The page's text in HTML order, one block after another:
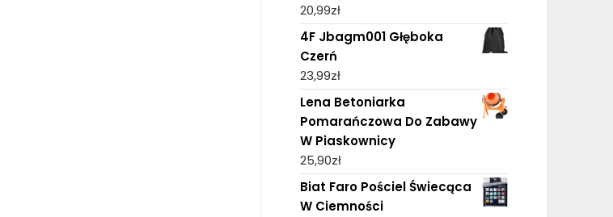
20,99zł
4F Jbagm001 Głęboka
Czerń
23,99zł
Lena Betoniarka
Pomarańczowa Do Zabawy
W Piaskownicy
25,90zł
Biat Faro Pościel Świecąca
W Ciemności